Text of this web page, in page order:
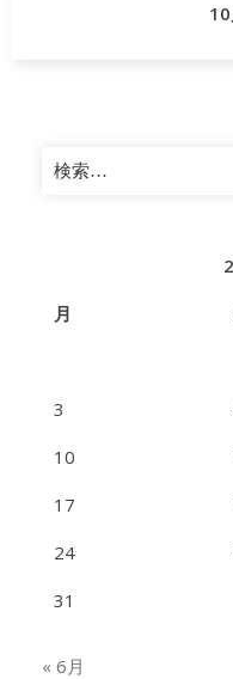
検
索:
月
3
10
17
24
31
« 6月